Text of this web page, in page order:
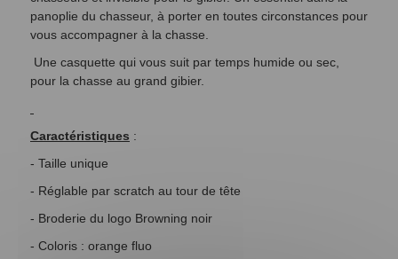
panoplie du chasseur, à porter en toutes circonstances pour
vous accompagner à la chasse.
Une casquette qui vous suit par temps humide ou sec,
pour la chasse au grand gibier.
Caractéristiques :
- Taille unique
- Réglable par scratch au tour de tête
- Broderie du logo Browning noir
- Coloris : orange fluo